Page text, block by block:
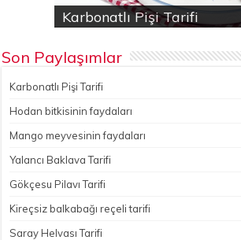
Karbonatlı Pişi Tarifi
Hodan bitkisinin faydaları
Yalancı Baklava Tarifi
Gökçesu Pilavı Tarifi
Nohutlu kereviz yemeği
Son Paylaşımlar
Karbonatlı Pişi Tarifi
Hodan bitkisinin faydaları
Mango meyvesinin faydaları
Yalancı Baklava Tarifi
Gökçesu Pilavı Tarifi
Kireçsiz balkabağı reçeli tarifi
Saray Helvası Tarifi